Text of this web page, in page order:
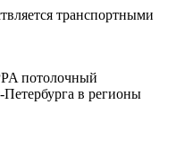
транспортными
потолочный
в регионы